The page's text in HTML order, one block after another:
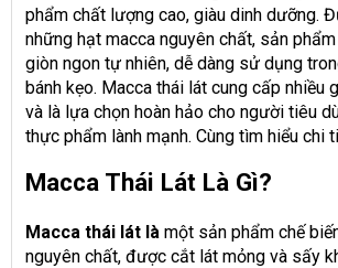
phẩm chất lượng cao, giàu dinh dưỡng.
những hạt macca nguyên chất, sản
giòn ngon tự nhiên, dễ dàng sử dụng
bánh kẹo. Macca thái lát cung cấp nhiều
và là lựa chọn hoàn hảo cho người tiêu
thực phẩm lành mạnh. Cùng tìm hiểu chi
Macca Thái Lát Là Gì?
Macca thái lát là một sản phẩm chế
nguyên chất, được cắt lát mỏng và sấy